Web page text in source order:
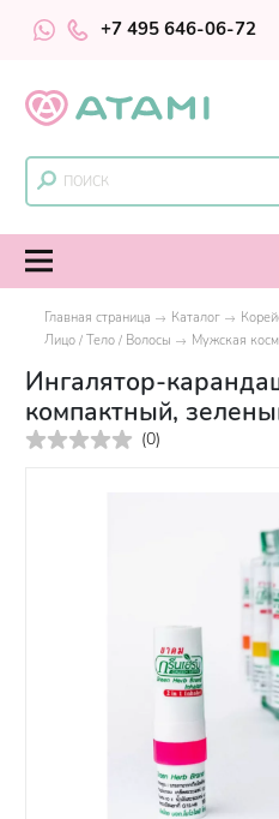
+7 495 646-06-72
Главная страница Каталог
Лицо / Тело / Волосы
Мужская
Ингалятор-
компактный,
(0)